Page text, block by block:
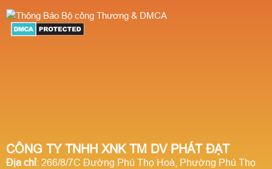
CÔNG TY TNHH XNK TM DV PHÁT ĐẠT
Địa chỉ: 266/8/7C Đường Phú Thọ Hoà, Phường Phú Thọ